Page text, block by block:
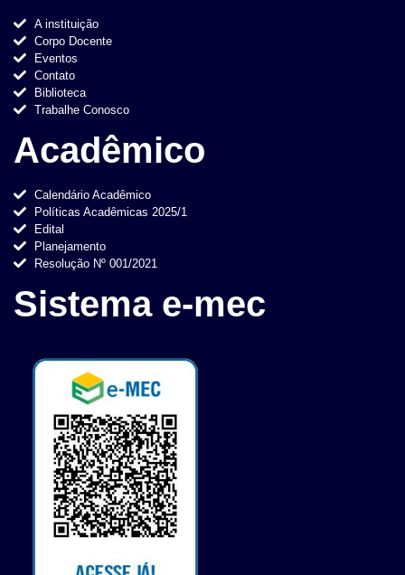
A instituição
Corpo Docente
Eventos
Contato
Biblioteca
Trabalhe Conosco
Acadêmico
Calendário Acadêmico
Políticas Acadêmicas 2025/1
Edital
Planejamento
Resolução Nº 001/2021
Sistema e-mec